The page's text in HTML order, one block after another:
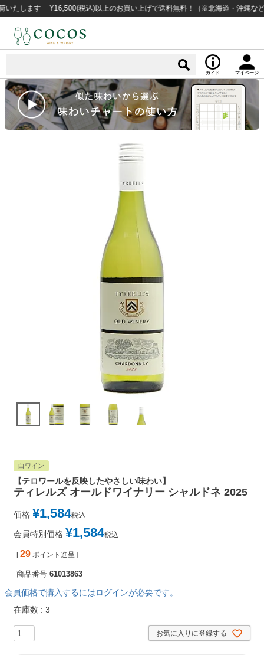
す ¥16,500(税込)以上のお買い上げで送料無料！（※北海道・沖縄など一部例
ガイド マイページ
白ワイン
【テロワールを反映したやさしい味わい】
ティレルズ オールドワイナリー シャルドネ 2025
価格 ¥1,584税込
会員特別価格 ¥1,584税込
[ 29 ポイント進呈 ]
商品番号 61013863
会員価格で購入するにはログインが必要です。
在庫数
3
お気に入りに登録する